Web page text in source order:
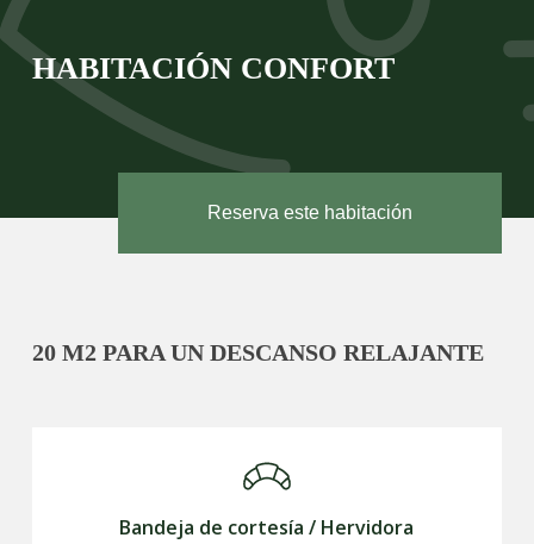
HABITACIÓN CONFORT
Reserva este habitación
20 M2 PARA UN DESCANSO RELAJANTE
Bandeja de cortesía / Hervidora